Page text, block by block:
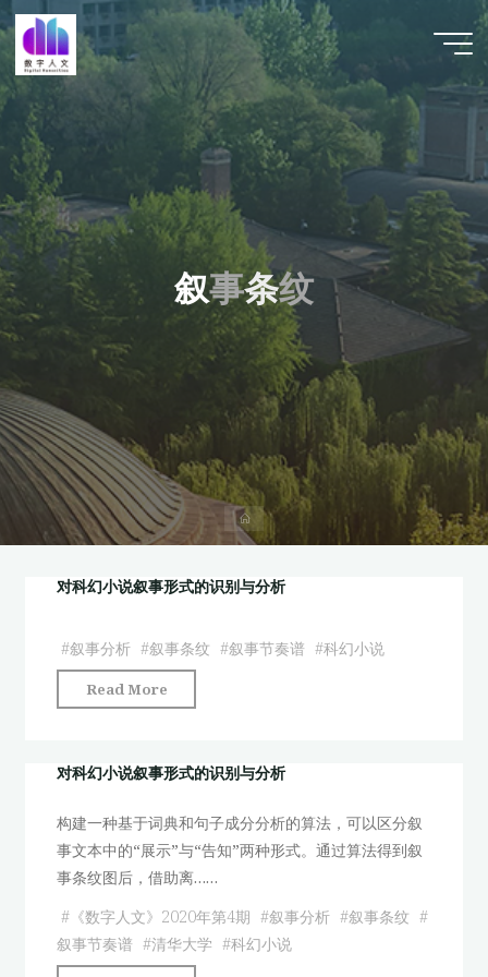
至
容
数字人
叙事条条
纹
首
页
对科幻小说叙事形式的识别与分析
#叙事分析 #叙事条纹 #叙事节奏谱 #科幻小说
Read More
科
小
叙
事
形
的
对科幻小说叙事形式的识别与分析
构建一种基于词典和句子成分分析的算法，可以区分叙
事文本中的“展示”与“告知”两种形式。通过算法得到叙
事条纹图后，借助离……
#《数字人文》2020年第4期 #叙事分析 #叙事条纹 #
叙事节奏谱 #清华大学 #科幻小说